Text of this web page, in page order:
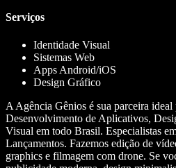
Serviços
Identidade Visual
Sistemas Web
Apps Android/iOS
Design Gráfico
A Agência Gênios é sua parceira ideal
Desenvolvimento de Aplicativos,
Visual em todo Brasil. Especialistas
Lançamentos. Fazemos edição de
graphics e filmagem com drone. Se